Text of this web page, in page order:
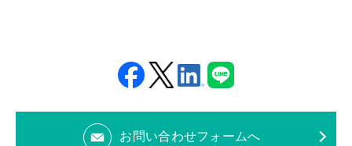
ebo
ok
ter
edin
お問い合わせフォームへ